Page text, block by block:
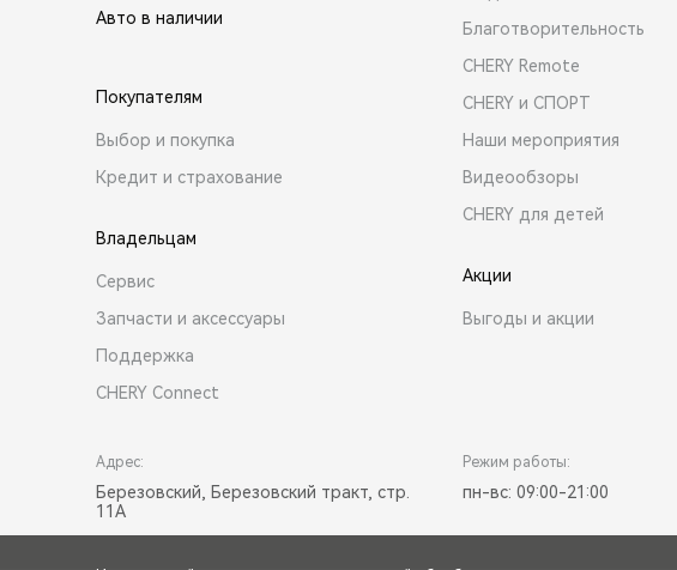
Авто в наличии
Покупателям
Выбор и покупка
Кредит и страхование
Владельцам
Сервис
Запчасти и аксессуары
Поддержка
CHERY Connect
Благотворительность
CHERY Remote
CHERY и СПОРТ
Наши мероприятия
Видеообзоры
CHERY для детей
Акции
Выгоды и акции
Адрес:
Березовский, Березовский тракт, стр.
11А
Режим работы:
пн-вс: 09:00-21:00